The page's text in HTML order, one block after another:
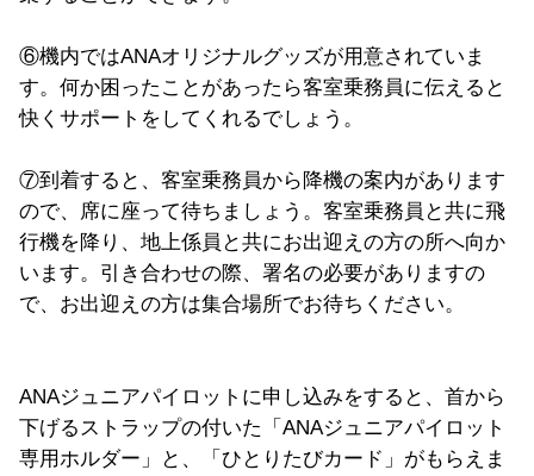
⑥機内ではANAオリジナルグッズが用意されていま
す。何か困ったことがあったら客室乗務員に伝えると
快くサポートをしてくれるでしょう。
⑦到着すると、客室乗務員から降機の案内があります
ので、席に座って待ちましょう。客室乗務員と共に飛
行機を降り、地上係員と共にお出迎えの方の所へ向か
います。引き合わせの際、署名の必要がありますの
で、お出迎えの方は集合場所でお待ちください。
ANAジュニアパイロットに申し込みをすると、首から
下げるストラップの付いた「ANAジュニアパイロット
専用ホルダー」と、「ひとりたびカード」がもらえま